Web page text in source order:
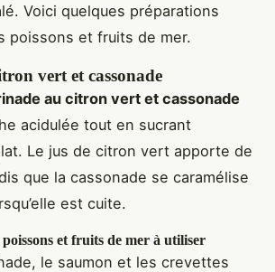
Voici quelques préparations
poissons et fruits de mer.
vert et cassonade
au citron vert et cassonade
acidulée tout en sucrant
Le jus de citron vert apporte de
que la cassonade se caramélise
est cuite.
et fruits de mer à utiliser
le saumon et les crevettes